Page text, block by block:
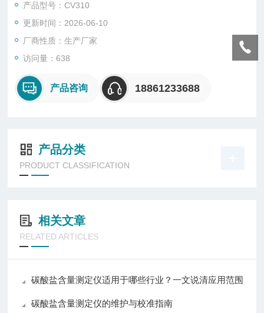
产品型号：CV310
更新时间：2026-06-10
厂商性质：生产厂家
访问量：638
产品咨询 18861233688
产品分类
PRODUCT CLASSIFICATION
相关文章
RELATED ARTICLES
碳酸盐含量测定仪适用于哪些行业？一文说清应用范围
碳酸盐含量测定仪的维护与校准指南